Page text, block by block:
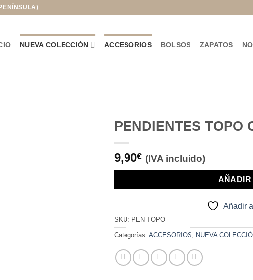
NUEVA COLECCIÓN ACCESORIOS BOLSOS ZAPATOS
PENDIENTES TOPO
9,90€ (IVA incluido)
AÑADIR
Añadir
SKU: PEN TOPO
Categorías: ACCESORIOS NUEVA